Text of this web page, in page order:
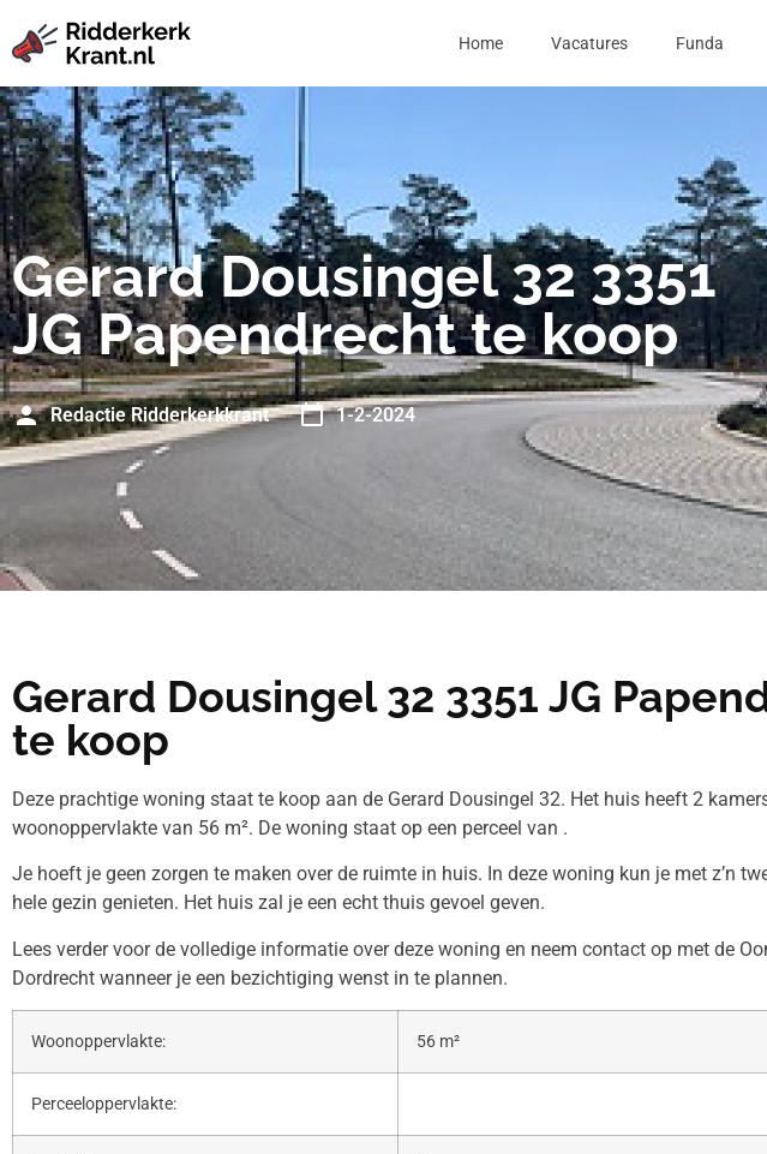
Home Vacatures Funda
Gerard Dousingel 32 3351
JG Papendrecht te koop
Redactie Ridderkerkkrant 1-2-2024
Gerard Dousingel 32 3351 JG
te koop
Deze prachtige woning staat te koop aan de Gerard Dousingel 32. Het huis heeft 2
woonoppervlakte van 56 m². De woning staat op een perceel van .
Je hoeft je geen zorgen te maken over de ruimte in huis. In deze woning kun je met z’n
hele gezin genieten. Het huis zal je een echt thuis gevoel geven.
Lees verder voor de volledige informatie over deze woning en neem contact op met de
Dordrecht wanneer je een bezichtiging wenst in te plannen.
Woonoppervlakte: 56 m²
Perceeloppervlakte: